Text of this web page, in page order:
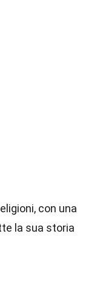
con una
la sua storia